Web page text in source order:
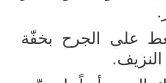
على الجرح بخفّة
النزيف.